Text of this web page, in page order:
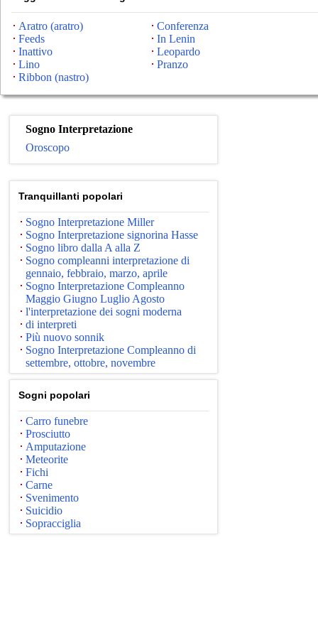
Aratro (aratro)
Conferenza
Feeds
In Lenin
Inattivo
Leopardo
Lino
Pranzo
Ribbon (nastro)
Sogno Interpretazione
Oroscopo
Tranquillanti popolari
Sogno Interpretazione Miller
Sogno Interpretazione signorina Hasse
Sogno libro dalla A alla Z
Sogno compleanni interpretazione di
gennaio, febbraio, marzo, aprile
Sogno Interpretazione Compleanno
Maggio Giugno Luglio Agosto
l'interpretazione dei sogni moderna
di interpreti
Più nuovo sonnik
Sogno Interpretazione Compleanno di
settembre, ottobre, novembre
Sogni popolari
Carro funebre
Prosciutto
Amputazione
Meteorite
Fichi
Carne
Svenimento
Suicidio
Sopracciglia